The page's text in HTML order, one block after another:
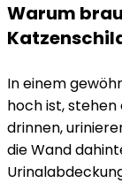
Warum
In einem
hoch ist,
drinnen,
die Wand